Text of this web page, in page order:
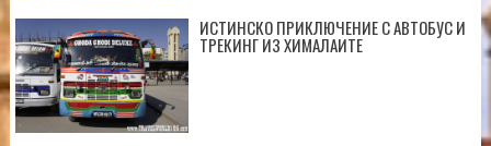
ИСТИНСКО ПРИКЛЮЧЕНИЕ С АВТОБУС И
ТРЕКИНГ ИЗ ХИМАЛАИТЕ